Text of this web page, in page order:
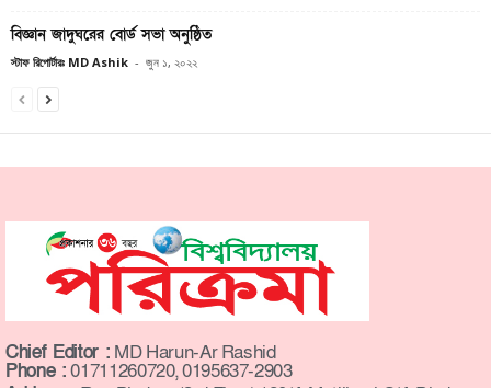
বিজ্ঞান জাদুঘরের বোর্ড সভা অনুষ্ঠিত
স্টাফ রিপোর্টারঃ MD Ashik - জুন ১, ২০২২
Chief Editor : MD Harun-Ar Rashid
Phone :01711260720, 0195637-2903